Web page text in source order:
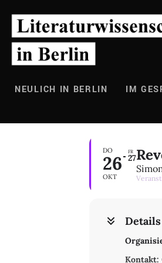
Inhalt
springen
NEULICH IN BERLIN IM
DO
26
OKT
FR
27
Details
Kontakt: